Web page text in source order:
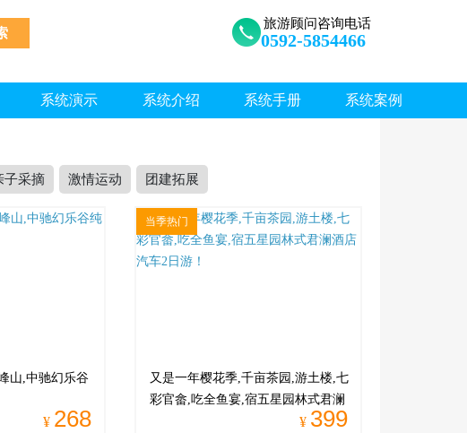
旅游顾问咨询电话
0592-5854466
系统演示 系统介绍 系统手册 系统案例
子采摘 激情运动 团建拓展
山,中驰幻乐谷
¥ 268
当季热门
又是一年樱花季,千亩茶园,游土楼,七
彩官畲,吃全鱼宴,宿五星园林式君澜
¥ 399